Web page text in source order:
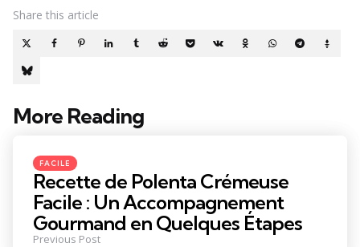
Share this article
More Reading
Post
Posted
in
FACILE
Recette de Polenta Crémeuse
Facile : Un Accompagnement
Gourmand en Quelques Étapes
Previous Post